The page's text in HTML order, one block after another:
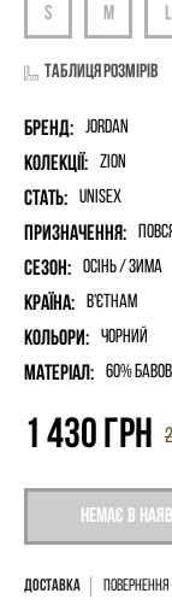
Таблиця розмірів
Бренд: Jordan
Колекції: Zion
Стать: unisex
Призначення:
Сезон: Осінь / Зима
Країна: В'єтнам
Кольори: Чорний
Матеріал: 60%
Немає в
1 430 грн
Повернення